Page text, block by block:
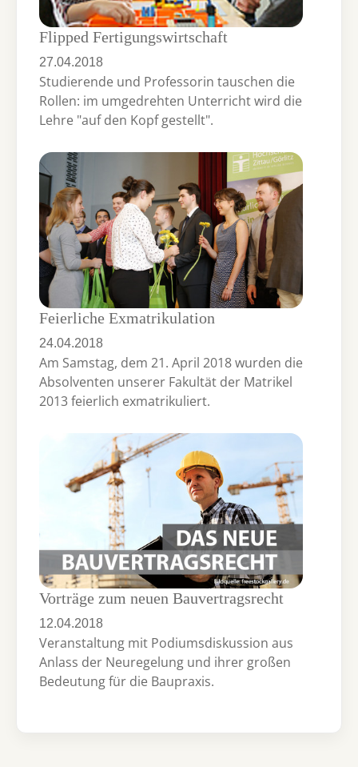
Flipped Fertigungswirtschaft
27.04.2018
Studierende und Professorin tauschen die
Rollen: im umgedrehten Unterricht wird die
Lehre "auf den Kopf gestellt".
Feierliche Exmatrikulation
24.04.2018
Am Samstag, dem 21. April 2018 wurden die
Absolventen unserer Fakultät der Matrikel
2013 feierlich exmatrikuliert.
Vorträge zum neuen Bauvertragsrecht
12.04.2018
Veranstaltung mit Podiumsdiskussion aus
Anlass der Neuregelung und ihrer großen
Bedeutung für die Baupraxis.